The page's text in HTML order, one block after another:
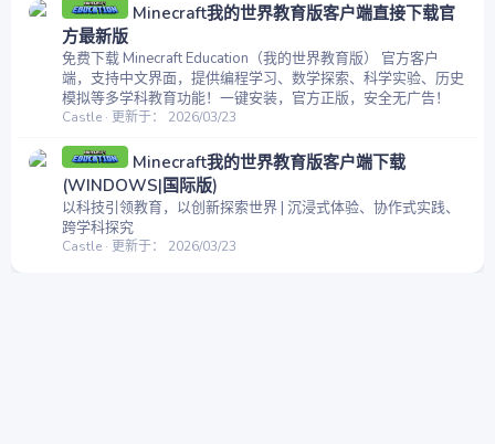
Minecraft我的世界教育版客户端直接下载官
方最新版
免费下载 Minecraft Education（我的世界教育版） 官方客户
端，支持中文界面，提供编程学习、数学探索、科学实验、历史
模拟等多学科教育功能！一键安装，官方正版，安全无广告！
Castle 更新于： 2026/03/23
Minecraft我的世界教育版客户端下载
(WINDOWS|国际版)
以科技引领教育，以创新探索世界 | 沉浸式体验、协作式实践、
跨学科探究
Castle 更新于： 2026/03/23